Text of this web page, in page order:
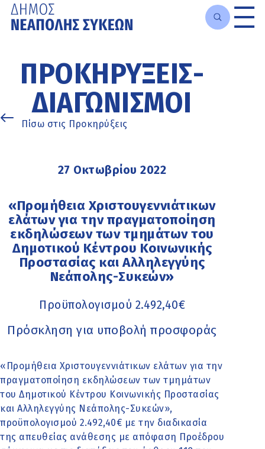
κυρίως
περιεχόμενο
ΠΡΟΚΗΡΎΞΕΙΣ-
ΔΙΑΓΩΝΙΣΜΟΊ
Πίσω στις Προκηρύξεις
27 Οκτωβρίου 2022
«Προμήθεια Χριστουγεννιάτικων
ελάτων για την πραγματοποίηση
εκδηλώσεων των τμημάτων του
Δημοτικού Κέντρου Κοινωνικής
Προστασίας και Αλληλεγγύης
Νεάπολης-Συκεών»
Προϋπολογισμού 2.492,40€
Πρόσκληση για υποβολή προσφοράς
«Προμήθεια Χριστουγεννιάτικων ελάτων για την
πραγματοποίηση εκδηλώσεων των τμημάτων
του Δημοτικού Κέντρου Κοινωνικής Προστασίας
και Αλληλεγγύης Νεάπολης-Συκεών»,
προϋπολογισμού 2.492,40€ με την διαδικασία
της απευθείας ανάθεσης με απόφαση Προέδρου